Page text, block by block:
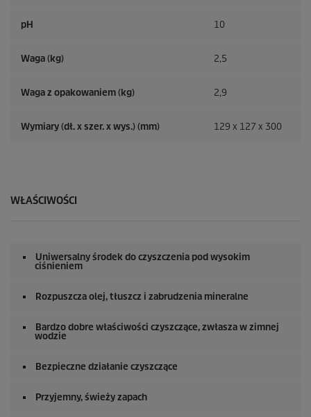
pH 10
Waga (kg) 2,5
Waga z opakowaniem (kg) 2,9
Wymiary (dł. x szer. x wys.) (mm) 129 x 127 x 300
WŁAŚCIWOŚCI
Uniwersalny środek do czyszczenia pod wysokim
ciśnieniem
Rozpuszcza olej, tłuszcz i zabrudzenia mineralne
Bardzo dobre właściwości czyszczące, zwłasza w zimnej
wodzie
Bezpieczne działanie czyszczące
Przyjemny, świeży zapach